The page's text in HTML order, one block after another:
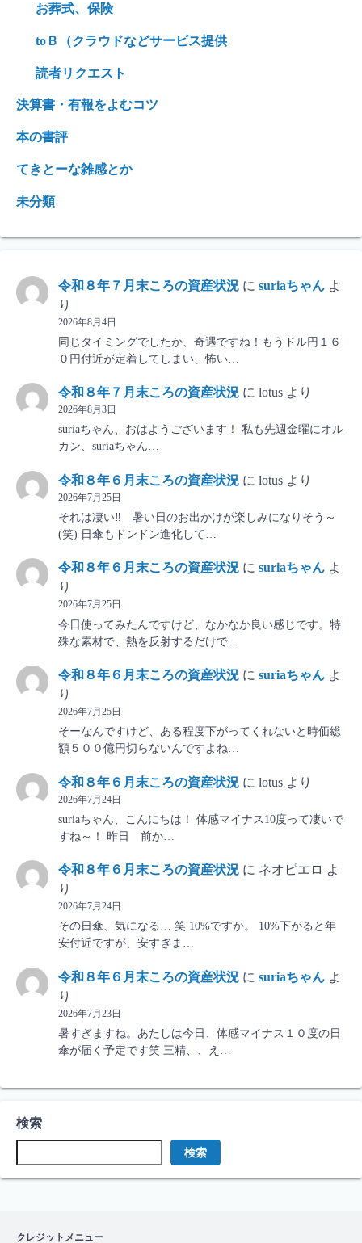
お葬式、保険
toＢ（クラウドなどサービス提供
読者リクエスト
決算書・有報をよむコツ
本の書評
てきとーな雑感とか
未分類
令和８年７月末ころの資産状況 に suriaちゃん よ
り
2026年8月4日
同じタイミングでしたか、奇遇ですね！もうドル円１６
０円付近が定着してしまい、怖い…
令和８年７月末ころの資産状況 に lotus より
2026年8月3日
suriaちゃん、おはようございます！ 私も先週金曜にオル
カン、suriaちゃん…
令和８年６月末ころの資産状況 に lotus より
2026年7月25日
それは凄い‼ 暑い日のお出かけが楽しみになりそう～
(笑) 日傘もドンドン進化して…
令和８年６月末ころの資産状況 に suriaちゃん よ
り
2026年7月25日
今日使ってみたんですけど、なかなか良い感じです。特
殊な素材で、熱を反射するだけで…
令和８年６月末ころの資産状況 に suriaちゃん よ
り
2026年7月25日
そーなんですけど、ある程度下がってくれないと時価総
額５００億円切らないんですよね…
令和８年６月末ころの資産状況 に lotus より
2026年7月24日
suriaちゃん、こんにちは！ 体感マイナス10度って凄いで
すね～！ 昨日 前か…
令和８年６月末ころの資産状況 に ネオピエロ よ
り
2026年7月24日
その日傘、気になる… 笑 10%ですか。 10%下がると年
安付近ですが、安すぎま…
令和８年６月末ころの資産状況 に suriaちゃん よ
り
2026年7月23日
暑すぎますね。あたしは今日、体感マイナス１０度の日
傘が届く予定です笑 三精、、え…
検索
検索
クレジットメニュー